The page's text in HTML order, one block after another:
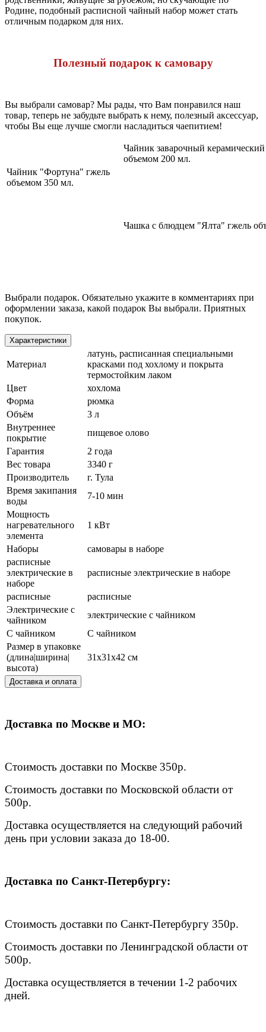
Родине, подобный расписной чайный набор может стать
отличным подарком для них.
Полезный подарок к самовару
Вы выбрали самовар? Мы рады, что Вам понравился наш
товар, теперь не забудьте выбрать к нему, полезный аксессуар,
чтобы Вы еще лучше смогли насладиться чаепитием!
Чайник заварочный
объемом 200 мл.
Чайник "Фортуна" гжель
объемом 350 мл.
Чашка с блюдцем "Ялта" гжель
Выбрали подарок. Обязательно укажите в комментариях при
оформлении заказа, какой подарок Вы выбрали. Приятных
покупок.
Характеристики
Материал
латунь, расписанная специальными
красками под хохлому и покрыта
термостойким лаком
Цвет
хохлома
Форма
рюмка
Объём
3 л
Внутреннее
покрытие
пищевое олово
Гарантия
2 года
Вес товара
3340 г
Производитель
г. Тула
Время закипания
воды
7-10 мин
Мощность
нагревательного
элемента
1 кВт
Наборы
самовары в наборе
расписные
электрические в
наборе
расписные электрические в наборе
расписные
расписные
Электрические с
чайником
электрические с чайником
С чайником
С чайником
Размер в упаковке
(длина|ширина|
высота)
31x31x42 см
Доставка и оплата
Доставка по Москве и МО:
Стоимость доставки по Москве 350р.
Стоимость доставки по Московской области от
500р.
Доставка осуществляется на следующий рабочий
день при условии заказа до 18-00.
Доставка по Санкт-Петербургу:
Стоимость доставки по Санкт-Петербургу 350р.
Стоимость доставки по Ленинградской области от
500р.
Доставка осуществляется в течении 1-2 рабочих
дней.